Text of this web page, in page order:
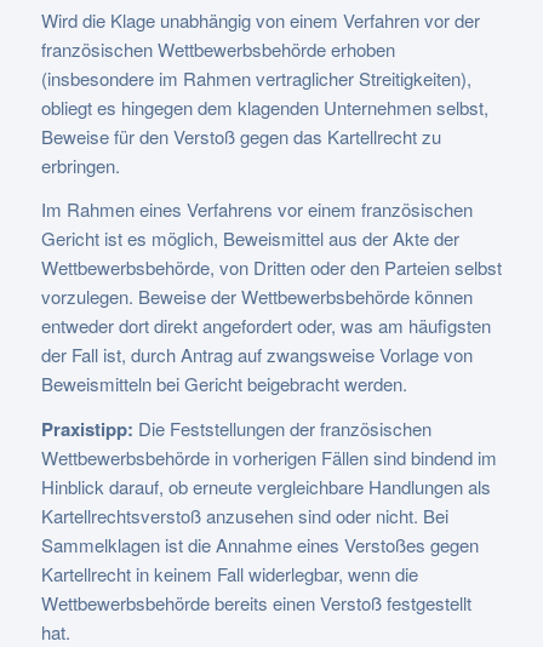
Wird die Klage unabhängig von einem Verfahren vor der
französischen Wettbewerbsbehörde erhoben
(insbesondere im Rahmen vertraglicher Streitigkeiten),
obliegt es hingegen dem klagenden Unternehmen selbst,
Beweise für den Verstoß gegen das Kartellrecht zu
erbringen.
Im Rahmen eines Verfahrens vor einem französischen
Gericht ist es möglich, Beweismittel aus der Akte der
Wettbewerbsbehörde, von Dritten oder den Parteien selbst
vorzulegen. Beweise der Wettbewerbsbehörde können
entweder dort direkt angefordert oder, was am häufigsten
der Fall ist, durch Antrag auf zwangsweise Vorlage von
Beweismitteln bei Gericht beigebracht werden.
Praxistipp: Die Feststellungen der französischen
Wettbewerbsbehörde in vorherigen Fällen sind bindend im
Hinblick darauf, ob erneute vergleichbare Handlungen als
Kartellrechtsverstoß anzusehen sind oder nicht. Bei
Sammelklagen ist die Annahme eines Verstoßes gegen
Kartellrecht in keinem Fall widerlegbar, wenn die
Wettbewerbsbehörde bereits einen Verstoß festgestellt
hat.